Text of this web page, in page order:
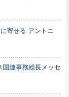
寄せる アントニ
国連事務総長メッセ